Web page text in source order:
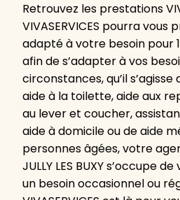
Retrouvez les prestations
VIVASERVICES pourra vous
adapté à votre besoin pour
afin de s’adapter à vos
circonstances, qu’il s’agisse
aide à la toilette, aide aux
au lever et coucher,
aide à domicile ou de aide
personnes âgées, votre
JULLY LES BUXY s’occupe
un besoin occasionnel ou